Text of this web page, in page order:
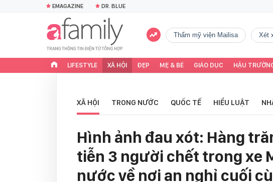
EMAGAZINE DR. BLUE
Thẩm mỹ viện Mailisa
LIFESTYLE XÃ HỘI ĐẸP MẸ & BÉ GIÁO DỤC HẬU
XÃ HỘI TRONG NƯỚC QUỐC TẾ HIỂU LUẬT
Hình ảnh đau xót: Hàng
tiễn 3 người chết trong xe
nước về nơi an nghỉ cuối